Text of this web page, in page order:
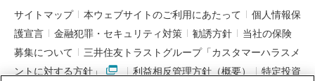
サイトマップ 本ウェブサイトのご利用にあたって
個人情報保
護宣言
金融犯罪・セキュリティ対策 勧誘方針
当社の保険
募集について
三井住友トラストグループ「カスタマーハラスメ
ントに対する方針」
利益相反管理方針（概要）
特定投資